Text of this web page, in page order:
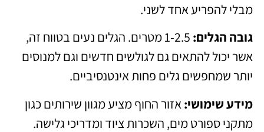
מבלי להפריע אחד לשני.
גובה הגלים:
1-2.5 מטרים. הגלים נעים בטווח זה,
אשר יכול להתאים גם לגולשים חדשים וגם למנוסים
יותר שמחפשים גלים פחות אינטנסיביים.
מידע שימושי:אזור החוף מציע מגוון שירותים כגון
מתקני ספורט מים, השכרות ציוד ומדריכי גלישה.